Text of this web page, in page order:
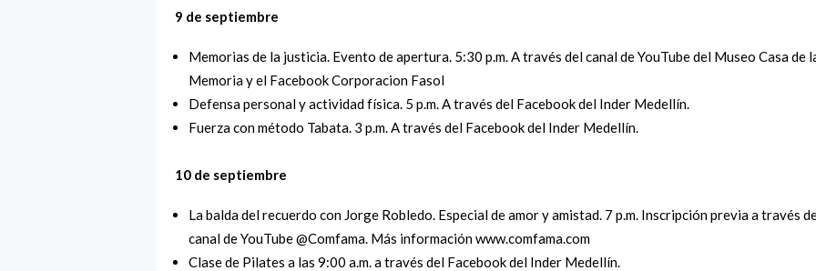
9 de septiembre
Memorias de la justicia. Evento de apertura. 5:30 p.m. A través del canal de YouTube del Museo Casa de
Memoria y el Facebook Corporacion Fasol
Defensa personal y actividad física. 5 p.m. A través del Facebook del Inder Medellín.
Fuerza con método Tabata. 3 p.m. A través del Facebook del Inder Medellín.
10 de septiembre
La balda del recuerdo con Jorge Robledo. Especial de amor y amistad. 7 p.m. Inscripción previa a través
canal de YouTube @Comfama. Más información www.comfama.com
Clase de Pilates a las 9:00 a.m. a través del Facebook del Inder Medellín.